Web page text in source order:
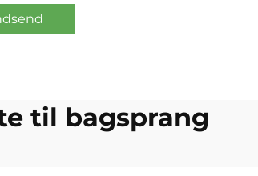
til bagsprang